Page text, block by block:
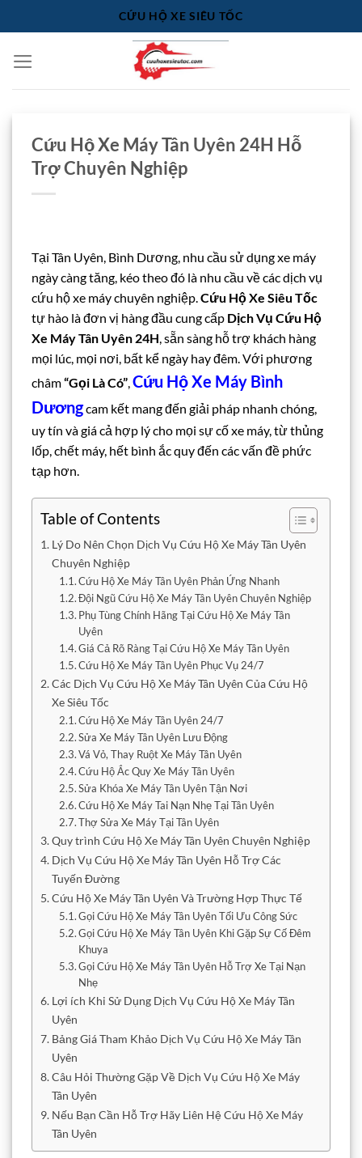
qua
dung
CỨU HỘ XE SIÊU TỐC
Cứu Hộ Xe Máy Tân Uyên 24H Hỗ
Trợ Chuyên Nghiệp
Tại Tân Uyên, Bình Dương, nhu cầu sử dụng xe máy
ngày càng tăng, kéo theo đó là nhu cầu về các dịch vụ
cứu hộ xe máy chuyên nghiệp.Cứu Hộ Xe Siêu Tốc
tự hào là đơn vị hàng đầu cung cấp Dịch Vụ Cứu Hộ
Xe Máy Tân Uyên 24H, sẵn sàng hỗ trợ khách hàng
mọi lúc, mọi nơi, bất kể ngày hay đêm. Với phương
châm“Gọi Là Có”,Cứu Hộ Xe Máy Bình
Dươngcam kết mang đến giải pháp nhanh chóng,
uy tín và giá cả hợp lý cho mọi sự cố xe máy, từ thủng
lốp, chết máy, hết bình ắc quy đến các vấn đề phức
tạp hơn.
Table of Contents
Lý Do Nên Chọn Dịch Vụ Cứu Hộ Xe Máy Tân Uyên
Chuyên Nghiệp
Cứu Hộ Xe Máy Tân Uyên Phản Ứng Nhanh
Đội Ngũ Cứu Hộ Xe Máy Tân Uyên Chuyên Nghiệp
Phụ Tùng Chính Hãng Tại Cứu Hộ Xe Máy Tân
Uyên
Giá Cả Rõ Ràng Tại Cứu Hộ Xe Máy Tân Uyên
Cứu Hộ Xe Máy Tân Uyên Phục Vụ 24/7
Các Dịch Vụ Cứu Hộ Xe Máy Tân Uyên Của Cứu Hộ
Xe Siêu Tốc
Cứu Hộ Xe Máy Tân Uyên 24/7
Sửa Xe Máy Tân Uyên Lưu Động
Vá Vỏ, Thay Ruột Xe Máy Tân Uyên
Cứu Hộ Ắc Quy Xe Máy Tân Uyên
Sửa Khóa Xe Máy Tân Uyên Tận Nơi
Cứu Hộ Xe Máy Tai Nạn Nhẹ Tại Tân Uyên
Thợ Sửa Xe Máy Tại Tân Uyên
Quy trình Cứu Hộ Xe Máy Tân Uyên Chuyên Nghiệp
Dịch Vụ Cứu Hộ Xe Máy Tân Uyên Hỗ Trợ Các
Tuyến Đường
Cứu Hộ Xe Máy Tân Uyên Và Trường Hợp Thực Tế
Gọi Cứu Hộ Xe Máy Tân Uyên Tối Ưu Công Sức
Gọi Cứu Hộ Xe Máy Tân Uyên Khi Gặp Sự Cố Đêm
Khuya
Gọi Cứu Hộ Xe Máy Tân Uyên Hỗ Trợ Xe Tại Nạn
Nhẹ
Lợi ích Khi Sử Dụng Dịch Vụ Cứu Hộ Xe Máy Tân
Uyên
Bảng Giá Tham Khảo Dịch Vụ Cứu Hộ Xe Máy Tân
Uyên
Câu Hỏi Thường Gặp Về Dịch Vụ Cứu Hộ Xe Máy
Tân Uyên
Nếu Bạn Cần Hỗ Trợ Hãy Liên Hệ Cứu Hộ Xe Máy
Tân Uyên